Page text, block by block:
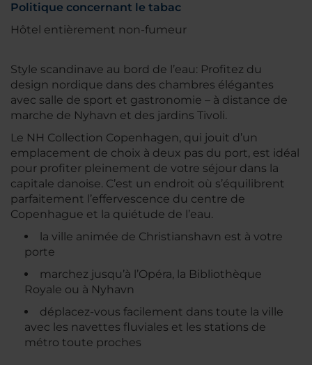
Politique concernant le tabac
Hôtel entièrement non-fumeur
Style scandinave au bord de l’eau: Profitez du
design nordique dans des chambres élégantes
avec salle de sport et gastronomie – à distance de
marche de Nyhavn et des jardins Tivoli.
Le NH Collection Copenhagen, qui jouit d’un
emplacement de choix à deux pas du port, est idéal
pour profiter pleinement de votre séjour dans la
capitale danoise. C’est un endroit où s’équilibrent
parfaitement l’effervescence du centre de
Copenhague et la quiétude de l’eau.
la ville animée de Christianshavn est à votre
porte
marchez jusqu’à l’Opéra, la Bibliothèque
Royale ou à Nyhavn
déplacez-vous facilement dans toute la ville
avec les navettes fluviales et les stations de
métro toute proches